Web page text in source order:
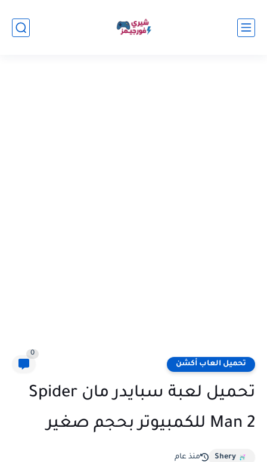
تحميل العاب أكشن
0
تحميل لعبة سبايدر مان Spider
Man 2 للكمبيوتر بحجم صغير
Shery منذ عام